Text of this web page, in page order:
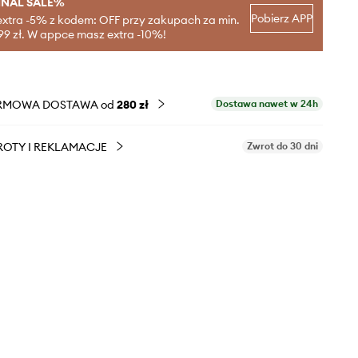
-5% z kodem: OFF przy zakupach za min.
zł. W appce masz extra -10%!
Pobierz APP
DOSTAWA od 280 zł Dostawa nawet w 24h
I REKLAMACJE Zwrot do 30 dni